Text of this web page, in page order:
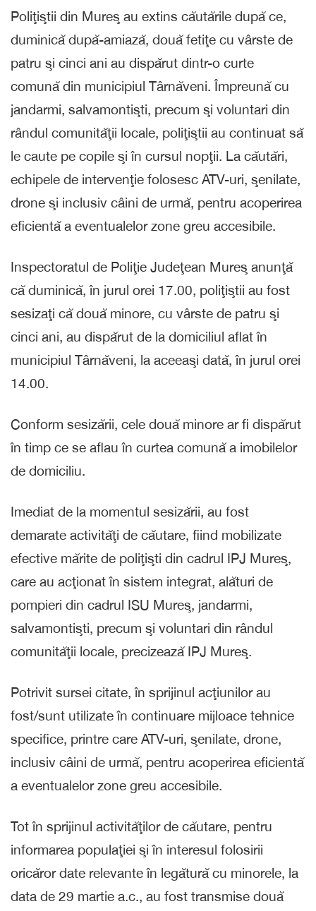
Poliţiştii din Mureş au extins căutările după ce,
duminică după-amiază, două fetiţe cu vârste de
patru şi cinci ani au dispărut dintr-o curte
comună din municipiul Târnăveni. Împreună cu
jandarmi, salvamontişti, precum şi voluntari din
rândul comunităţii locale, poliţiştii au continuat să
le caute pe copile şi în cursul nopţii. La căutări,
echipele de intervenţie folosesc ATV-uri, şenilate,
drone şi inclusiv câini de urmă, pentru acoperirea
eficientă a eventualelor zone greu accesibile.
Inspectoratul de Poliţie Judeţean Mureş anunţă
că duminică, în jurul orei 17.00, poliţiştii au fost
sesizaţi că două minore, cu vârste de patru şi
cinci ani, au dispărut de la domiciliul aflat în
municipiul Târnăveni, la aceeaşi dată, în jurul orei
14.00.
Conform sesizării, cele două minore ar fi dispărut
în timp ce se aflau în curtea comună a imobilelor
de domiciliu.
Imediat de la momentul sesizării, au fost
demarate activităţi de căutare, fiind mobilizate
efective mărite de poliţişti din cadrul IPJ Mureş,
care au acţionat în sistem integrat, alături de
pompieri din cadrul ISU Mureş, jandarmi,
salvamontişti, precum şi voluntari din rândul
comunităţii locale, precizează IPJ Mureş.
Potrivit sursei citate, în sprijinul acţiunilor au
fost/sunt utilizate în continuare mijloace tehnice
specifice, printre care ATV-uri, şenilate, drone,
inclusiv câini de urmă, pentru acoperirea eficientă
a eventualelor zone greu accesibile.
Tot în sprijinul activităţilor de căutare, pentru
informarea populaţiei şi în interesul folosirii
oricăror date relevante în legătură cu minorele, la
data de 29 martie a.c., au fost transmise două